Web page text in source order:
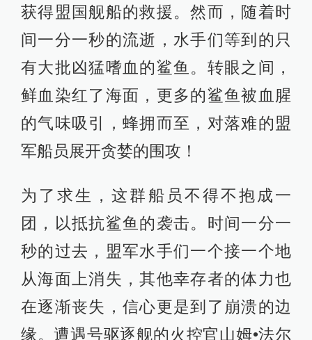
获得盟国舰船的救援。然而，随着时
间一分一秒的流逝，水手们等到的只
有大批凶猛嗜血的鲨鱼。转眼之间，
鲜血染红了海面，更多的鲨鱼被血腥
的气味吸引，蜂拥而至，对落难的盟
军船员展开贪婪的围攻！
为了求生，这群船员不得不抱成一
团，以抵抗鲨鱼的袭击。时间一分一
秒的过去，盟军水手们一个接一个地
从海面上消失，其他幸存者的体力也
在逐渐丧失，信心更是到了崩溃的边
缘。遭遇号驱逐舰的火控官山姆•法尔